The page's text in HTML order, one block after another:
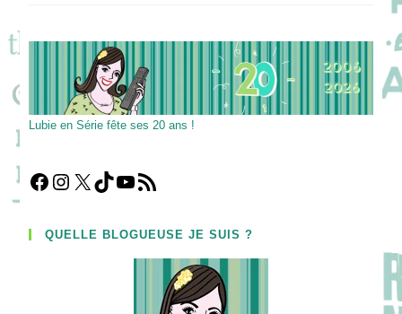
Lubie en Série fête ses 20 ans !
Facebook
Instagram
X TikTokYouTube
Flux RSS
QUELLE BLOGUEUSE JE SUIS ?